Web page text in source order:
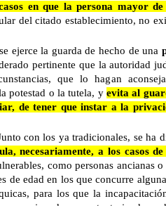
en que la persona mayor de
del citado establecimiento, no
la guarda de hecho de una
pertinente que la autoridad
que lo hagan
potestad o la tutela, y evita al
de tener que instar a la
con los ya tradicionales, se ha
necesariamente, a los casos
como personas ancianas
de edad en los que concurre
para los que la